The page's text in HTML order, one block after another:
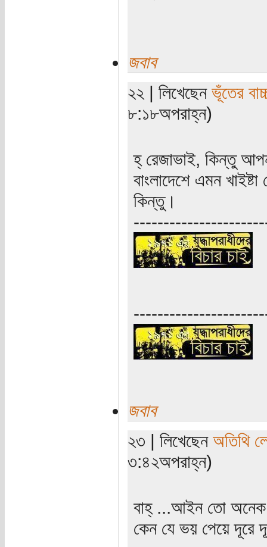
জবাব
২২ | লিখেছেন ভূঁতের
৮:১৮অপরাহ্ন)
হ্‌ রেজাভাই, কিন্তু
বাংলাদেশে এমন
কিন্তু।
জবাব
২৩ | লিখেছেন অতিথি
৩:৪২অপরাহ্ন)
বাহ্ ...আইন তো অনেক
কেন যে ভয় পেয়ে দূরে